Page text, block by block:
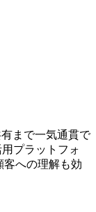
で一気通貫で
ラットフォ
への理解も効